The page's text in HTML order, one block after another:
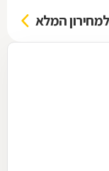
למחירון המלא